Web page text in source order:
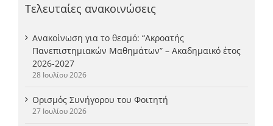
Τελευταίες ανακοινώσεις
Ανακοίνωση για το θεσμό: “Ακροατής
Πανεπιστημιακών Μαθημάτων” – Ακαδημαικό έτος
2026-2027
28 Ιουλίου 2026
Ορισμός Συνήγορου του Φοιτητή
27 Ιουλίου 2026